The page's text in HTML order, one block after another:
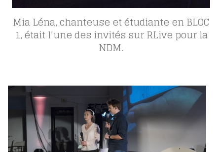
Mia Léna, chanteuse et étudiante en BLOC
1, était l’une des invités sur RLive pour la
NDM.